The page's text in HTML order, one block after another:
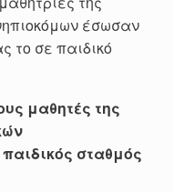
έσωσαν
το σε παιδικό
μαθητές της
σταθμός